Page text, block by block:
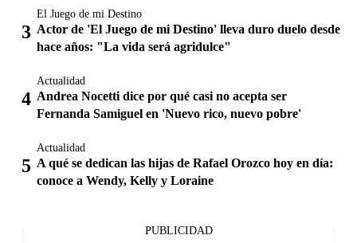
El Juego de mi Destino
Actor de 'El Juego de mi Destino' lleva duro duelo desde
hace años: "La vida será agridulce"
Actualidad
Andrea Nocetti dice por qué casi no acepta ser
Fernanda Samiguel en 'Nuevo rico, nuevo pobre'
Actualidad
A qué se dedican las hijas de Rafael Orozco hoy en día:
conoce a Wendy, Kelly y Loraine
PUBLICIDAD